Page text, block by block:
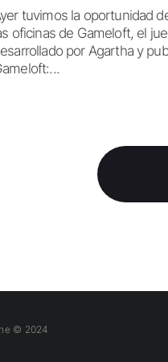
tuvimos la oportunidad
oficinas de Gameloft, el
por Agartha y
© 2024